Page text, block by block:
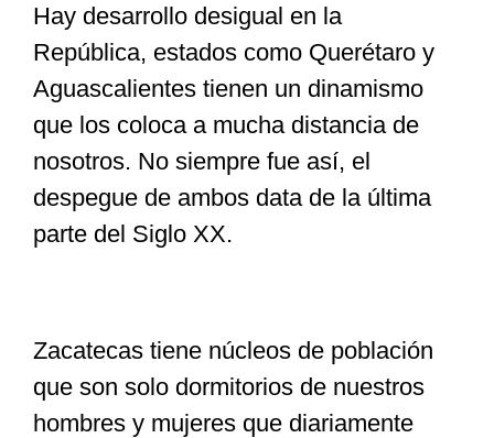
Hay desarrollo desigual en la
República, estados como Querétaro y
Aguascalientes tienen un dinamismo
que los coloca a mucha distancia de
nosotros. No siempre fue así, el
despegue de ambos data de la última
parte del Siglo XX.
Zacatecas tiene núcleos de población
que son solo dormitorios de nuestros
hombres y mujeres que diariamente